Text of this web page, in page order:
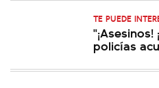
TE PUEDE
policías